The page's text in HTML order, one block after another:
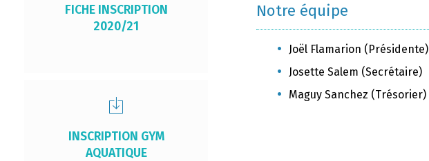
FICHE INSCRIPTION
2020/21
INSCRIPTION GYM
AQUATIQUE
Notre équipe
Joël Flamarion (Présidente)
Josette Salem (Secrétaire)
Maguy Sanchez (Trésorier)